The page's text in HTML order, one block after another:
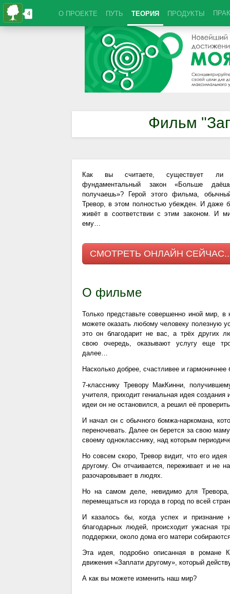
О ПРОЕКТЕ ПУТЬ ТЕОРИЯ ПРОДУКТЫ
Фильм
Как вы считаете, существует
фундаментальный закон «Больше
получаешь»? Герой этого фильма,
Тревор, в этом полностью убежден. И даже
живёт в соответствии с этим законом. И
ему…
СМОТРЕТЬ ОНЛАЙН
О фильме
Только представьте совершенно иной мир, в
можете оказать любому человеку полезную
это он благодарит не вас, а трёх других
свою очередь, оказывают услугу еще
далее…
Насколько добрее, счастливее и гармоничнее
7-класснику Тревору МакКинни,
учителя, приходит гениальная идея
идеи он не остановился, а решил её
И начал он с обычного бомжа-наркомана,
переночевать. Далее он берется за свою
своему однокласснику, над которым
Но совсем скоро, Тревор видит, что его
другому. Он отчаивается, переживает и не
разочаровывает в людях.
Но на самом деле, невидимо для
перемещаться из города в город по всей
И казалось бы, когда успех и признание
благодарных людей, происходит ужасная
поддержки, около дома его матери
Эта идея, подробно описанная в романе
движения «Заплати другому», который
А как вы можете изменить наш мир?